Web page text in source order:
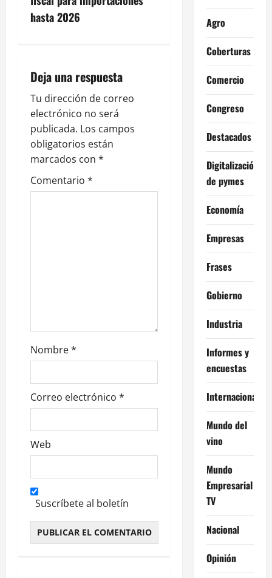
a
i
ó
n
d
e
d
a
s
hasta 2026
Deja una respuesta
Tu dirección de correo
electrónico no será
publicada. Los campos
obligatorios están
marcados con *
Comentario *
Nombre*
Correo electrónico *
Web
Suscríbete al boletín
Agro
Coberturas
Comercio
Congreso
Destacados
Digitalización
de pymes
Economía
Empresas
Frases
Gobierno
Industria
Informes y
encuestas
Internacional
Mundo del
vino
Mundo
Empresarial
TV
Nacional
Opinión